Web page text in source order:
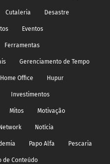
Cutaleria Desastre
Eventos
Ferramentas
Gerenciamento de Tempo
Home Office Hupur
Investimentos
Mitos Motivação
Notícia
Papo Alfa Pescaria
de Conteúdo